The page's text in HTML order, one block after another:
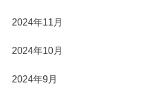
2024年11月
2024年10月
2024年9月